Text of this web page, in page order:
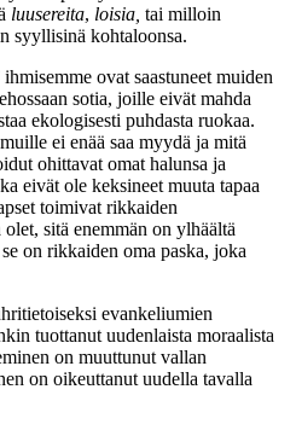
luusereita, loisia, tai milloin
syyllisinä kohtaloonsa.
ovat saastuneet muiden
sotia, joille eivät mahda
ekologisesti puhdasta ruokaa.
ei enää saa myydä ja mitä
ohittavat omat halunsa ja
eivät ole keksineet muuta tapaa
toimivat rikkaiden
sitä enemmän on ylhäältä
on rikkaiden oma paska, joka
evankeliumien
tuottanut uudenlaista moraalista
on muuttunut vallan
on oikeuttanut uudella tavalla